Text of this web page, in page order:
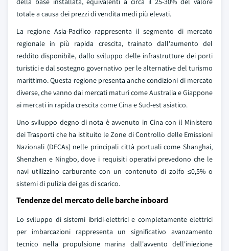
totale a causa dei prezzi di vendita medi più elevati.
La regione Asia-Pacifico rappresenta il segmento di mercato
regionale in più rapida crescita, trainato dall'aumento del
reddito disponibile, dallo sviluppo delle infrastrutture dei porti
turistici e dal sostegno governativo per le alternative del turismo
marittimo. Questa regione presenta anche condizioni di mercato
diverse, che vanno dai mercati maturi come Australia e Giappone
ai mercati in rapida crescita come Cina e Sud-est asiatico.
Uno sviluppo degno di nota è avvenuto in Cina con il Ministero
dei Trasporti che ha istituito le Zone di Controllo delle Emissioni
Nazionali (DECAs) nelle principali città portuali come Shanghai,
Shenzhen e Ningbo, dove i requisiti operativi prevedono che le
navi utilizzino carburante con un contenuto di zolfo ≤0,5% o
sistemi di pulizia dei gas di scarico.
Tendenze del mercato delle barche inboard
Lo sviluppo di sistemi ibridi-elettrici e completamente elettrici
per imbarcazioni rappresenta un significativo avanzamento
tecnico nella propulsione marina dall'avvento dell'iniezione